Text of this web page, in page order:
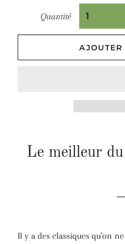
Quantité
Le meilleur
Il y a des classiques qu'on